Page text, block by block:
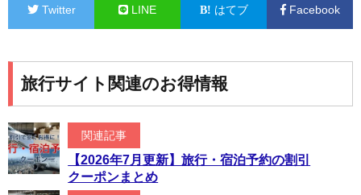
Twitter LINE はてブ Facebook
旅行サイト関連のお得情報
関連記事
【2026年7月更新】旅行・宿泊予約の割引
クーポンまとめ